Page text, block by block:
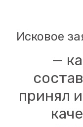
Исковое
—
принял